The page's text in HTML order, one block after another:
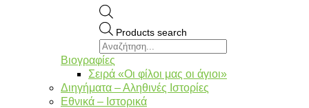
Products search
Βιογραφίες
Σειρά «Οι φίλοι μας οι άγιοι»
Διηγήματα – Αληθινές Ιστορίες
Εθνικά – Ιστορικά